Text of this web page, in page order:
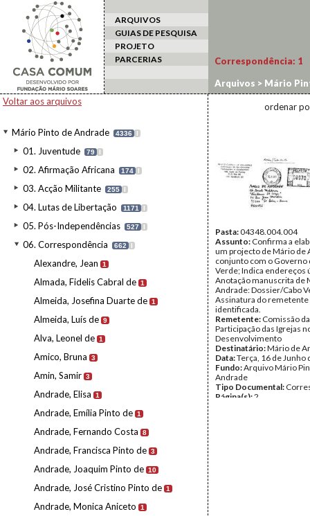
ARQUIVOS
GUIAS DE PESQUISA
PROJETO
PARCERIAS
Voltar aos arquivos
Mário Pinto de Andrade 4336 I
01. Juventude 79 I
02. Afirmação Africana 174 I
03. Acção Militante 255 I
04. Lutas de Libertação 1171 I
05. Pós-Independências 527 I
06. Correspondência 662 I
Alexandre, Jean 1
Almada, Fidelis Cabral de 1
Almeida, Josefina Duarte de 1
Almeida, Luís de 9
Alva, Leonel de 1
Amico, Bruna 3
Amin, Samir 3
Andrade, Elisa 1
Andrade, Emília Pinto de 1
Andrade, Fernando Costa 8
Andrade, Francisca Pinto de 3
Andrade, Joaquim Pinto de 10
Andrade, José Cristino Pinto de 1
Andrade, Monica Aniceto 1
Correspondência: 1
Arquivos > Mário
ordenar
Pasta:04348.004.004
Assunto: Confirma a
um projecto de Mário de
conjunto com o Governo
Verde; Indica endereços
Anotação manuscrita de
Andrade: Dossier/Cabo
Assinatura do remetente
identificada.
Remetente: Comissão da
Participação das Igrejas
Desenvolvimento
Destinatário:Mário de
Data:Terça, 16 de Junho
Fundo:Arquivo Mário
Andrade
Tipo Documental:
Página(s):2